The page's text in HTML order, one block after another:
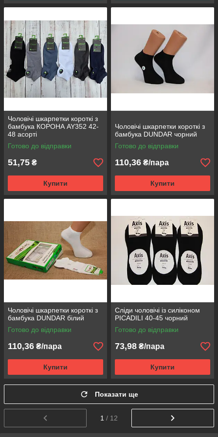
Чоловічі шкарпетки короткі з
бамбука КОРОНА AY352 42-
48 асорті
Готово до відправки
51,75 ₴
Купити
Чоловічі шкарпетки короткі з
бамбука DUNDAR чорний
Готово до відправки
110,36 ₴/пара
Купити
Чоловічі шкарпетки короткі з
бамбука DUNDAR білий
Готово до відправки
110,36 ₴/пара
Купити
Сліди чоловічі із силіконом
PICADILI 40-45 чорний
Готово до відправки
73,98 ₴/пара
Купити
Показати ще
1 / 12